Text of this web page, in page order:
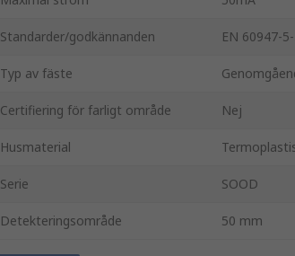
Standarder/godkännanden EN 60947-
Typ av fäste
Certifiering för farligt område Nej
Husmaterial
Serie SOOD
Detekteringsområde 50 mm